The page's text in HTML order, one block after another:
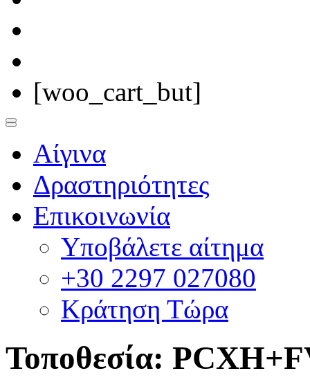
[woo_cart_but]
Αίγινα
Δραστηριότητες
Επικοινωνία
Υποβάλετε αίτημα
+30 2297 027080
Κράτηση Τώρα
Τοποθεσία: